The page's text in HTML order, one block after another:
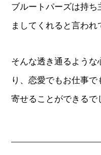
ブルートパーズは持
ましてくれると言われ
そんな透き通るような
り、恋愛でもお仕事
寄せることができるで